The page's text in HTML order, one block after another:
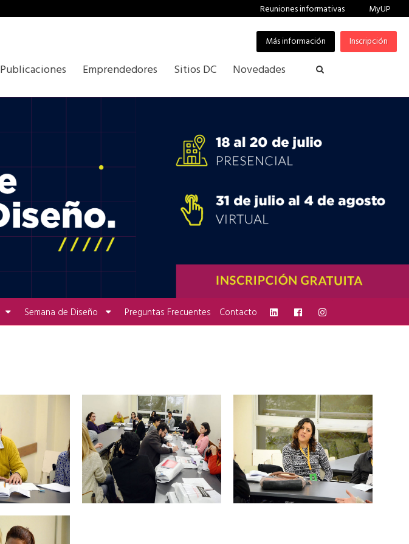
Reuniones informativas MyUP
Inscripción
Más información
Publicaciones Emprendedores Sitios DC Novedades
Semana de Diseño Preguntas Frecuentes Contacto